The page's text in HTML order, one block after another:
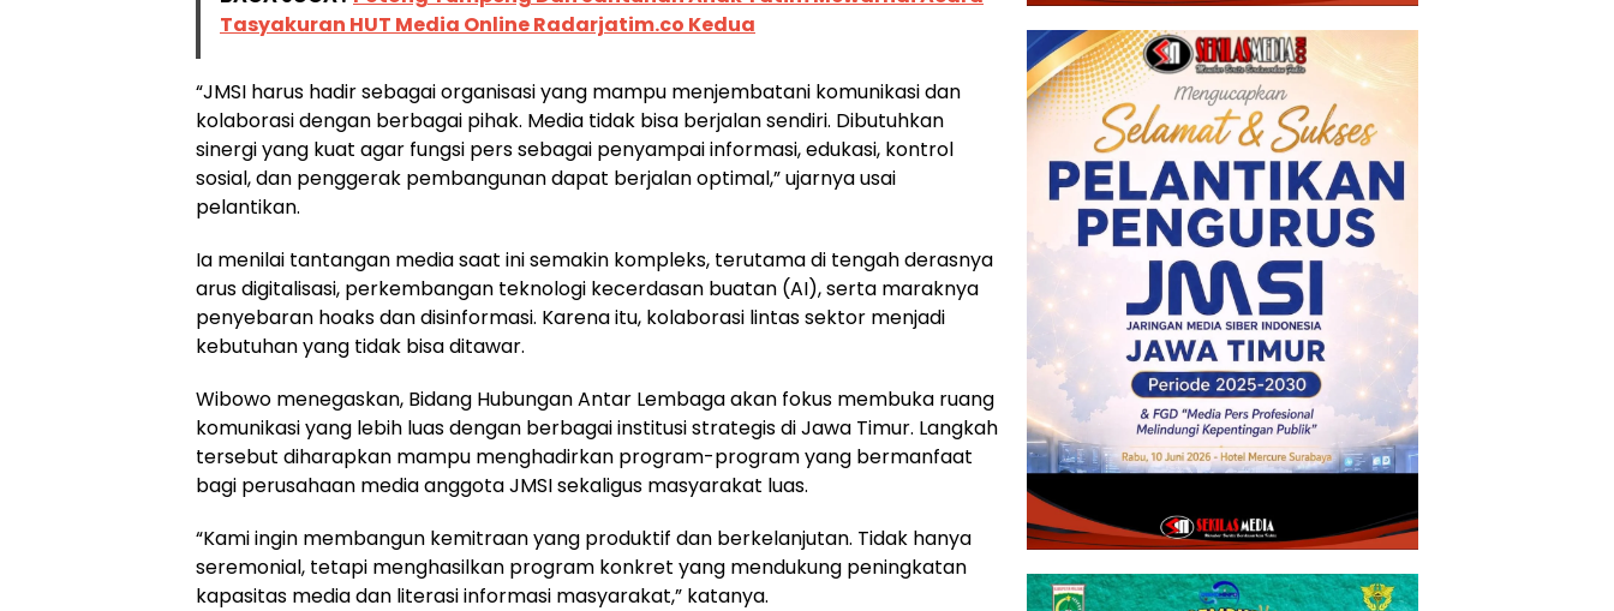
Tasyakuran HUT Media Online Radarjatim.co Kedua
“JMSI harus hadir sebagai organisasi yang mampu menjembatani komunikasi dan
kolaborasi dengan berbagai pihak. Media tidak bisa berjalan sendiri. Dibutuhkan
sinergi yang kuat agar fungsi pers sebagai penyampai informasi, edukasi, kontrol
sosial, dan penggerak pembangunan dapat berjalan optimal,” ujarnya usai
pelantikan.
Ia menilai tantangan media saat ini semakin kompleks, terutama di tengah derasnya
arus digitalisasi, perkembangan teknologi kecerdasan buatan (AI), serta maraknya
penyebaran hoaks dan disinformasi. Karena itu, kolaborasi lintas sektor menjadi
kebutuhan yang tidak bisa ditawar.
Wibowo menegaskan, Bidang Hubungan Antar Lembaga akan fokus membuka ruang
komunikasi yang lebih luas dengan berbagai institusi strategis di Jawa Timur. Langkah
tersebut diharapkan mampu menghadirkan program-program yang bermanfaat
bagi perusahaan media anggota JMSI sekaligus masyarakat luas.
“Kami ingin membangun kemitraan yang produktif dan berkelanjutan. Tidak hanya
seremonial, tetapi menghasilkan program konkret yang mendukung peningkatan
kapasitas media dan literasi informasi masyarakat,” katanya.